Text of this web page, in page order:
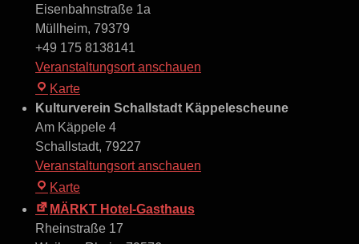
Eisenbahnstraße 1a
Müllheim, 79379
+49 175 8138141
Veranstaltungsort anschauen
Karte
Werkzentrum
Müllheim
Kulturverein Schallstadt Käppelescheune
Am Käppele 4
Schallstadt, 79227
Veranstaltungsort anschauen
Karte
Schallstadt
Käppelescheune
MÄRKT Hotel-Gasthaus
Rheinstraße 17